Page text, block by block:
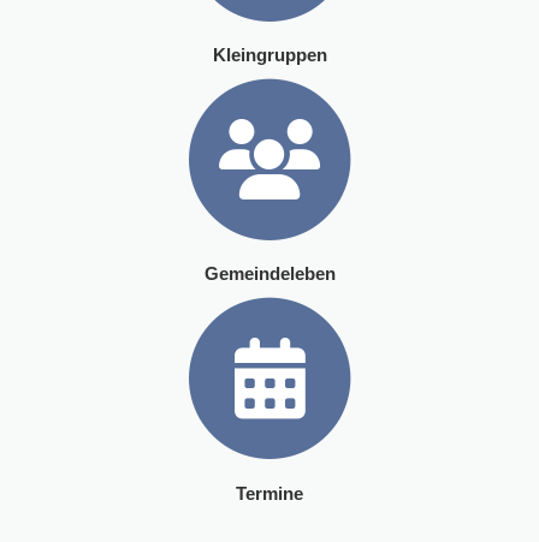
Kleingruppen
Gemeindeleben
Termine